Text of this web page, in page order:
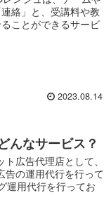
絡」と、受講料や教
ことができるサービ
2023.08.14
んなサービス？
広告代理店として、
告の運用代行を行って
運用代行を行ってお